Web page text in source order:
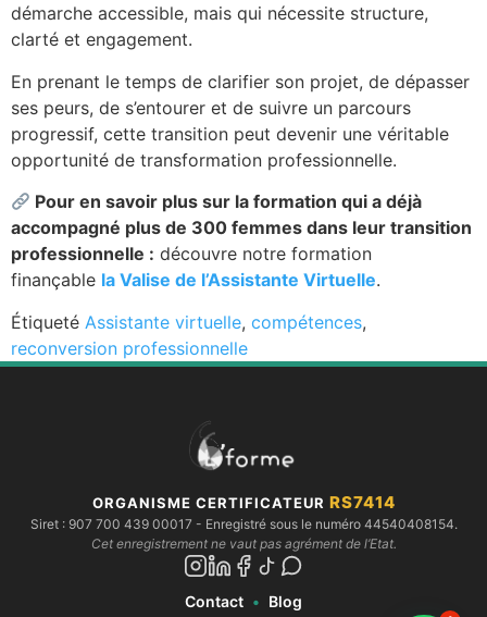
démarche accessible, mais qui nécessite structure,
clarté et engagement.
En prenant le temps de clarifier son projet, de dépasser
ses peurs, de s’entourer et de suivre un parcours
progressif, cette transition peut devenir une véritable
opportunité de transformation professionnelle.
Pour en savoir plus sur la formation qui a déjà
accompagné plus de 300 femmes dans leur transition
professionnelle : découvre notre formation
finançable la Valise de l’Assistante Virtuelle.
Étiqueté Assistante virtuelle, compétences,
reconversion professionnelle
ORGANISME CERTIFICATEUR RS7414
Siret : 907 700 439 00017 - Enregistré sous le numéro 44540408154.
Cet enregistrement ne vaut pas agrément de l’Etat.
Contact • Blog